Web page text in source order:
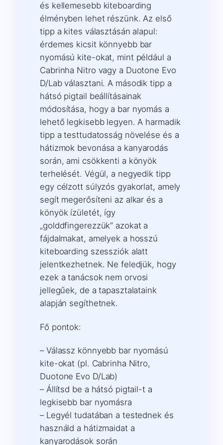
és kellemesebb kiteboarding
élményben lehet részünk. Az első
tipp a kites választásán alapul:
érdemes kicsit könnyebb bar
nyomású kite-okat, mint például a
Cabrinha Nitro vagy a Duotone Evo
D/Lab választani. A második tipp a
hátsó pigtail beállításainak
módosítása, hogy a bar nyomás a
lehető legkisebb legyen. A harmadik
tipp a testtudatosság növelése és a
hátizmok bevonása a kanyarodás
során, ami csökkenti a könyök
terhelését. Végül, a negyedik tipp
egy célzott súlyzós gyakorlat, amely
segít megerősíteni az alkar és a
könyök ízületét, így
„golddfingerezzük” azokat a
fájdalmakat, amelyek a hosszú
kiteboarding szessziók alatt
jelentkezhetnek. Ne feledjük, hogy
ezek a tanácsok nem orvosi
jellegűek, de a tapasztalataink
alapján segíthetnek.
Fő pontok:
– Válassz könnyebb bar nyomású
kite-okat (pl. Cabrinha Nitro,
Duotone Evo D/Lab)
– Állítsd be a hátsó pigtail-t a
legkisebb bar nyomásra
– Legyél tudatában a testednek és
használd a hátizmaidat a
kanyarodások során